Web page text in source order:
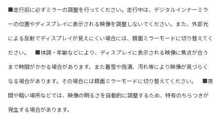
■走行前に必ずミラーの調整を行ってください。走行中は、デジタルインナーミラ
ーの位置やディスプレイに表示される映像を調整しないでください。また、外部光
による反射でディスプレイが見えにくい場合には、鏡面ミラーモードに切り替えてく
ださい。 ■体調・年齢などにより、ディスプレイに表示される映像に焦点が合う
まで時間がかかる場合があります。また着雪や雨滴、汚れ等により映像が見づらく
なる場合があります。その場合には鏡面ミラーモードに切り替えてください。 ■夜
間や暗い場所などでは、映像の明るさを自動的に調整するため、特有のちらつきが
発生する場合があります。